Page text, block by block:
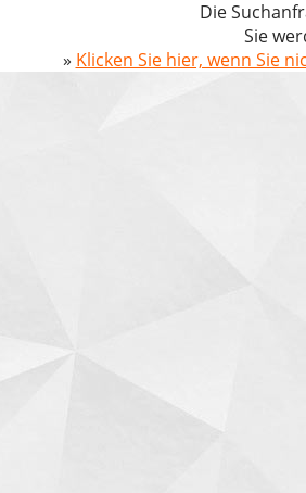
Die
Sie
» Klicken Sie hier, wenn Sie